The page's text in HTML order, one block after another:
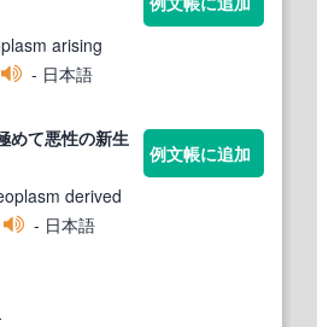
arising
- 日本語
めて悪性の新生
derived
- 日本語
例文帳に追加